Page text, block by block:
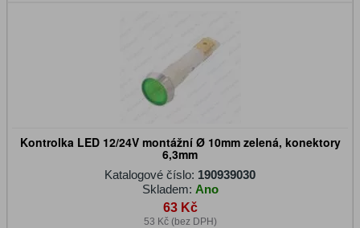
Kontrolka LED 12/24V montážní Ø 10mm zelená, konektory
6,3mm
Katalogové číslo: 190939030
Skladem: Ano
63 Kč
53 Kč (bez DPH)